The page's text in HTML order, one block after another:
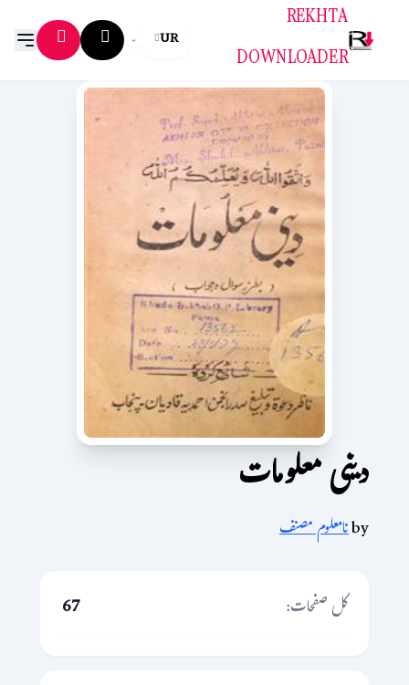
REKHTA
DOWNLOADER
UR
دینی معلومات
byنامعلوم مصنف
کل صفحات:
67